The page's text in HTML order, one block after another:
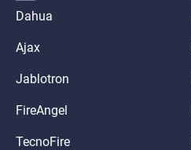
Dahua
Ajax
Jablotron
FireAngel
TecnoFire